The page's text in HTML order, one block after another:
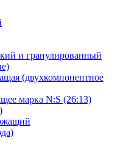
и гранулированный
(двухкомпонентное
марка N:S (26:13)